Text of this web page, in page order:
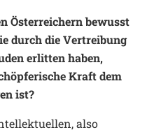
Österreichern bewusst
durch die Vertreibung
erlitten haben,
Kraft dem
ist?
also